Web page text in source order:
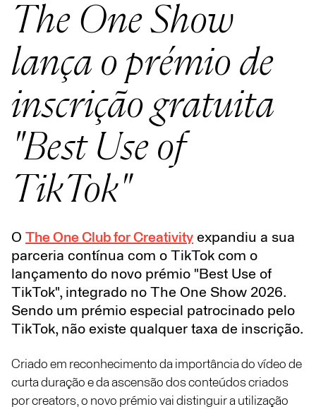
The One Show
lança o prémio de
inscrição gratuita
"Best Use of
TikTok"
O The One Club for Creativity expandiu a sua
parceria contínua com o TikTok com o
lançamento do novo prémio "Best Use of
TikTok", integrado no The One Show 2026.
Sendo um prémio especial patrocinado pelo
TikTok, não existe qualquer taxa de inscrição.
Criado em reconhecimento da importância do vídeo de
curta duração e da ascensão dos conteúdos criados
por creators, o novo prémio vai distinguir a utilização